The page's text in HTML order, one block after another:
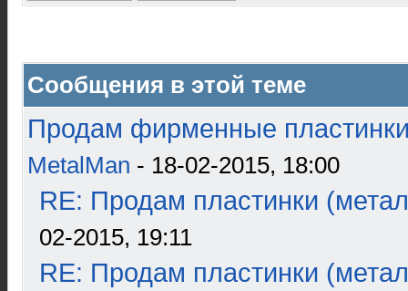
Сообщения в этой теме
Продам фирменные
MetalMan - 18-02-2015, 18:00
RE: Продам пластинки
02-2015, 19:11
RE: Продам пластинки